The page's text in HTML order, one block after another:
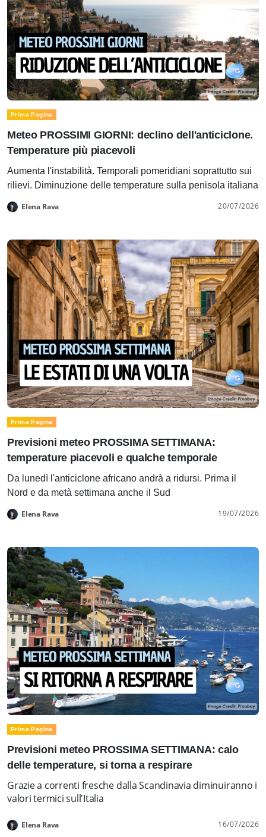
Prima Pagina
Meteo PROSSIMI GIORNI: declino dell'anticiclone.
Temperature più piacevoli
Aumenta l'instabilità. Temporali pomeridiani soprattutto sui
rilievi. Diminuzione delle temperature sulla penisola italiana
Elena Rava 20/07/2026
Prima Pagina
Previsioni meteo PROSSIMA SETTIMANA:
temperature piacevoli e qualche temporale
Da lunedì l'anticiclone africano andrà a ridursi. Prima il
Nord e da metà settimana anche il Sud
Elena Rava 19/07/2026
Prima Pagina
Previsioni meteo PROSSIMA SETTIMANA: calo
delle temperature, si torna a respirare
Grazie a correnti fresche dalla Scandinavia diminuiranno i
valori termici sull'Italia
Elena Rava 16/07/2026